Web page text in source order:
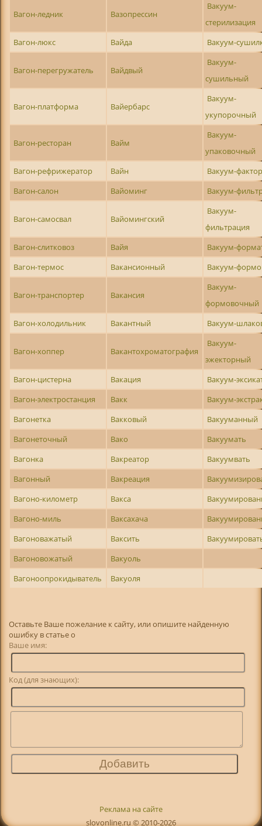
Вагон-ледник Вазопрессин
Вакуум-
стерилизация
Вагон-люкс
Вайда Вакуум-
Вагон-перегружатель Вайдвый
Вакуум-
сушильный
Вагон-платформа Вайербарс
Вакуум-
укупорочный
Вагон-ресторан Вайм
Вакуум-
упаковочный
Вагон-рефрижератор
Вайн
Вакуум-
Вагон-салон
Вайоминг Вакуум-
Вагон-самосвал Вайомингский
Вакуум-
фильтрация
Вагон-слитковоз
Вайя
Вакуум-
Вагон-термос
Вакансионный Вакуум-
Вагон-транспортер Вакансия
Вакуум-
формовочный
Вагон-холодильник
Вакантный Вакуум-
Вагон-хоппер Вакантохроматография
Вакуум-
эжекторный
Вагон-цистерна
Вакация
Вакуум-
Вагон-электростанция
Вакк
Вакуум-
Вагонетка
Вакковый
Вакууманный
Вагонеточный
Вако
Вакуумать
Вагонка
Вакреатор
Вакуумвать
Вагонный
Вакреация
Вагоно-километр
Вакса
Вагоно-миль
Ваксахача
Вагоноважатый
Ваксить
Вагоновожатый
Вакуоль
Вагоноопрокидыватель
Вакуоля
Оставьте Ваше пожелание к сайту, или опишите найденную
ошибку в статье о
Ваше имя:
Код (для знающих):
Реклама на сайте
slovonline.ru © 2010-2026